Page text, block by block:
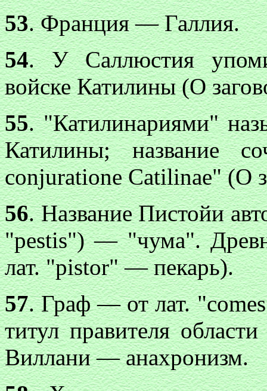
53. Франция — Галлия.
54. У Саллюстия
войске Катилины (О
55. "Катилинариями"
Катилины; название
conjuratione Catilinae" (О
56. Название Пистойи
"pestis") — "чума".
лат. "pistor" — пекарь).
57. Граф — от лат.
титул правителя
Виллани — анахронизм.